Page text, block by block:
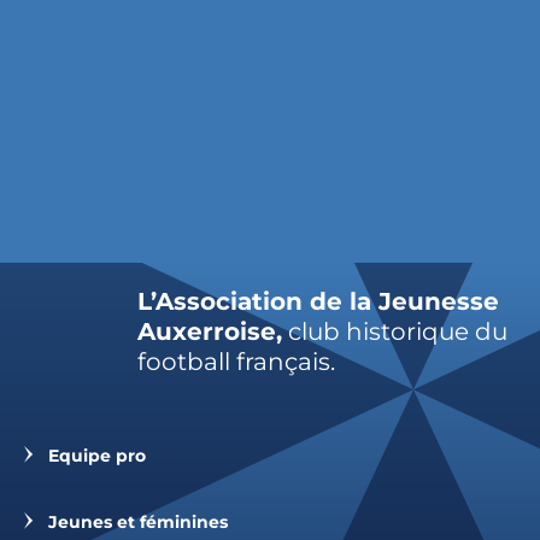
L’Association de la Jeunesse
Auxerroise,club historique du
football français.
Equipe pro
Jeunes et féminines